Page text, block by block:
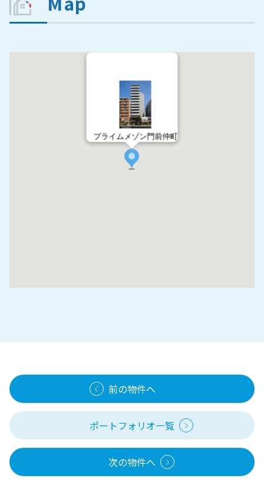
プライムメゾン門前仲町
前の物件へ
ポートフォリオ一覧
次の物件へ